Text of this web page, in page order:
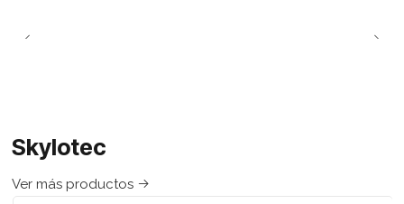
Skylotec
Ver más productos